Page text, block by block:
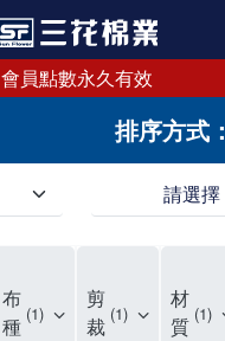
會員點數永久有效
排序方式：
請選擇
布
種 1
剪
裁 1
材
質 1